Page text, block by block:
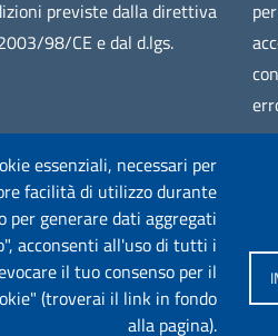
previste dalla direttiva
98/CE e dal d.lgs.
essenziali, necessari per
facilità di utilizzo durante
generare dati aggregati
acconsenti all'uso di tutti i
il tuo consenso per il
(troverai il link in fondo
alla pagina).